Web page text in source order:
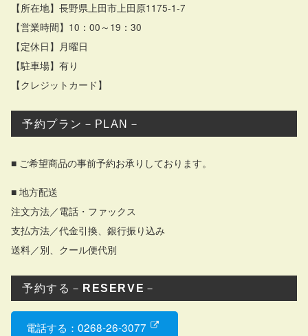
【所在地】長野県上田市上田原1175-1-7
【営業時間】10：00～19：30
【定休日】月曜日
【駐車場】有り
【クレジットカード】
予約プラン－PLAN－
■ ご希望商品の事前予約お承りしております。
■ 地方配送
注文方法／電話・ファックス
支払方法／代金引換、銀行振り込み
送料／別、クール便代別
予約する－ RESERVE －
電話する：0268-26-3077